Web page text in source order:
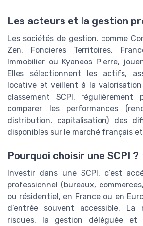
Les acteurs et la gestion
Les sociétés de gestion, comme
Zen, Foncieres Territoires,
Immobilier ou Kyaneos Pierre,
Elles sélectionnent les actifs,
locative et veillent à la
classement SCPI, régulièrement
comparer les performances
distribution, capitalisation) des
disponibles sur le marché français
Pourquoi choisir une SCPI ?
Investir dans une SCPI, c’est
professionnel (bureaux,
ou résidentiel, en France ou en
d’entrée souvent accessible. La
risques, la gestion déléguée et